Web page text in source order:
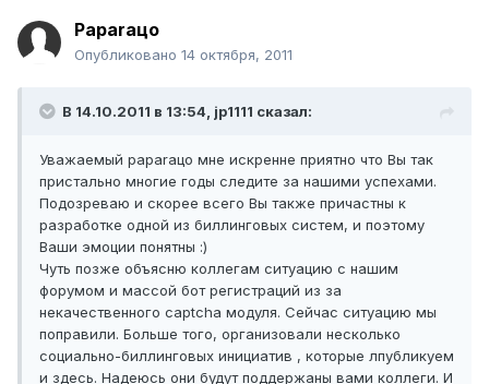
Paparaцo
Опубликовано 14 октября, 2011
В 14.10.2011 в 13:54, jp1111 сказал:
Уважаемый paparaцо мне искренне приятно что Вы так
пристально многие годы следите за нашими успехами.
Подозреваю и скорее всего Вы также причастны к
разработке одной из биллинговых систем, и поэтому
Ваши эмоции понятны :)
Чуть позже объясню коллегам ситуацию с нашим
форумом и массой бот регистраций из за
некачественного captcha модуля. Сейчас ситуацию мы
поправили. Больше того, организовали несколько
социально-биллинговых инициатив , которые лпубликуем
и здесь. Надеюсь они будут поддержаны вами коллеги. И